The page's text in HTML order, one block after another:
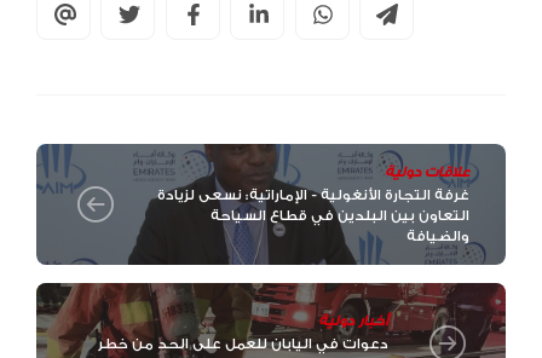
علاقات دولية
غرفة التجارة الأنغولية - الإماراتية: نسعى لزيادة
التعاون بين البلدين في قطاع السياحة
والضيافة
أخبار دولية
دعوات في اليابان للعمل على الحد من خطر